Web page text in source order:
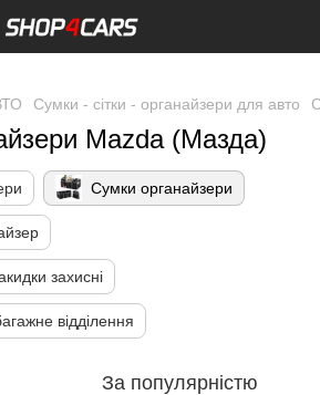
Сумки - сітки - органайзери для авто
Mazda (Мазда)
Сумки органайзери
захисні
відділення
За популярністю